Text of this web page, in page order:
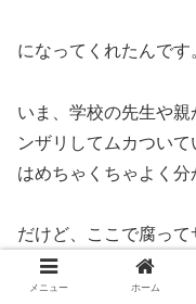
になってくれたんです
いま、学校の先生や
ンザリしてムカつい
はめちゃくちゃよく分
だけど、ここで腐って
将来、大人の都合や
メニュー ホーム